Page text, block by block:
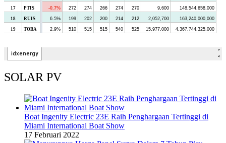
SOLAR PV
Boat Ingenity Electric 23E Raih Penghargaan Tertinggi di
Miami International Boat Show
17 Februari 2022